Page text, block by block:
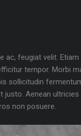
feugiat velit.
tempor. Morbi
sollicitudin
Aenean
non posuere.